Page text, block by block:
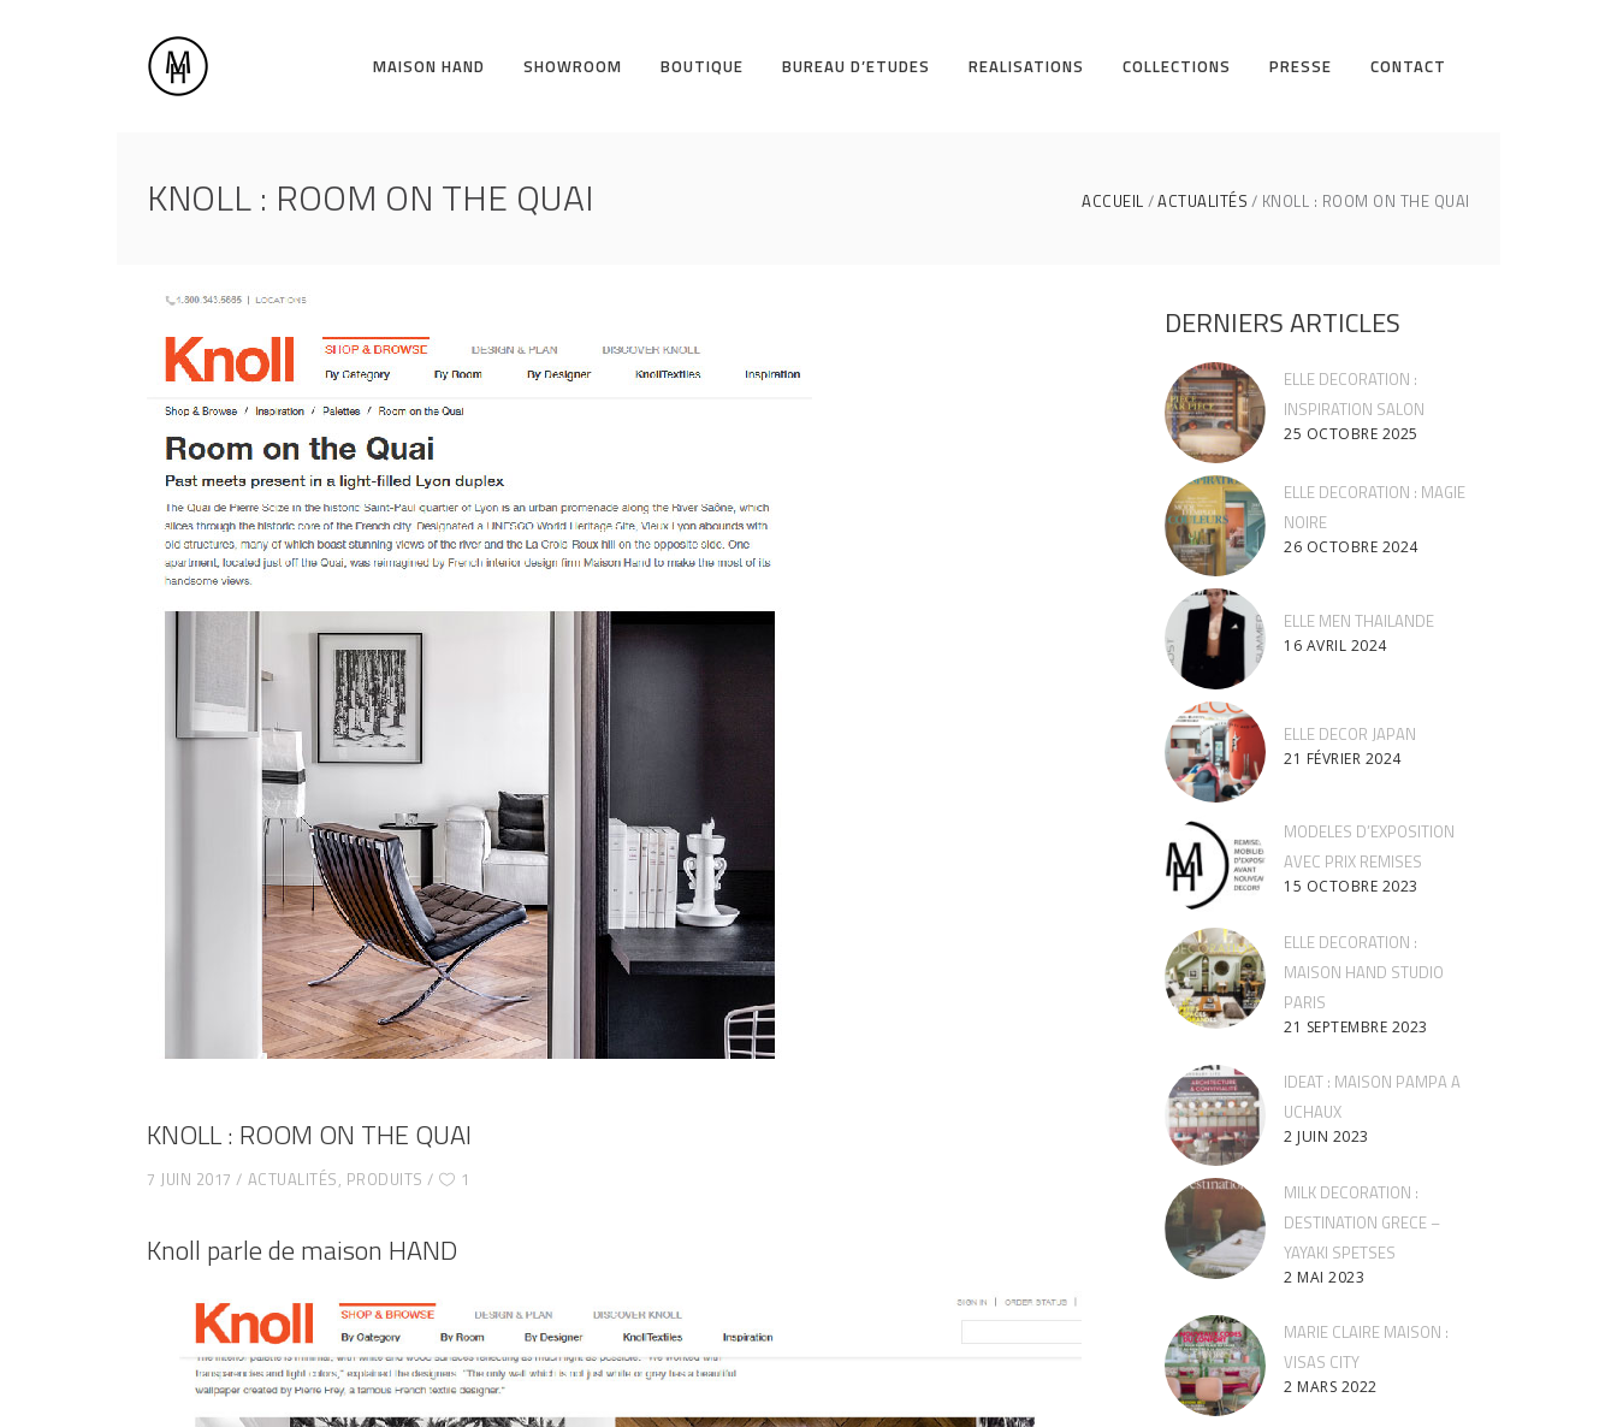
MAISON HAND SHOWROOM BOUTIQUE BUREAU D’ETUDES REALISATIONS COLLECTIONS PRESSE CONTACT
KNOLL : ROOM ON THE QUAI ACCUEIL ACTUALITÉS KNOLL : ROOM ON THE QUAI
KNOLL : ROOM ON THE QUAI
7 JUIN 2017 ACTUALITÉS, PRODUITS 1
Knoll parle de maison HAND
DERNIERS ARTICLES
ELLE DECORATION :
INSPIRATION SALON
25 OCTOBRE 2025
ELLE DECORATION : MAGIE
NOIRE
26 OCTOBRE 2024
ELLE MEN THAILANDE
16 AVRIL 2024
ELLE DECOR JAPAN
21 FÉVRIER 2024
MODELES D’EXPOSITION
AVEC PRIX REMISES
15 OCTOBRE 2023
ELLE DECORATION :
MAISON HAND STUDIO
PARIS
21 SEPTEMBRE 2023
IDEAT : MAISON PAMPA A
UCHAUX
2 JUIN 2023
MILK DECORATION :
DESTINATION GRECE –
YAYAKI SPETSES
2 MAI 2023
MARIE CLAIRE MAISON :
VISAS CITY
2 MARS 2022